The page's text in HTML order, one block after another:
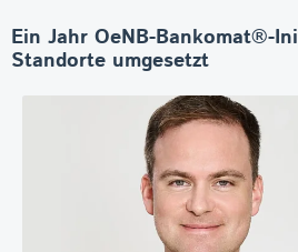
Ein Jahr OeNB-Bankomat®-
Standorte umgesetzt